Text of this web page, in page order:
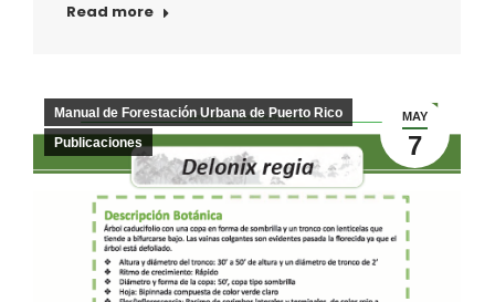
Read more
MAY
7
Manual de Forestación Urbana de Puerto Rico
Publicaciones